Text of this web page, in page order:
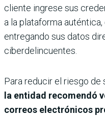
cliente ingrese sus
a la plataforma
entregando sus datos
ciberdelincuentes.
Para reducir el riesgo
la entidad recomendó
correos electrónicos